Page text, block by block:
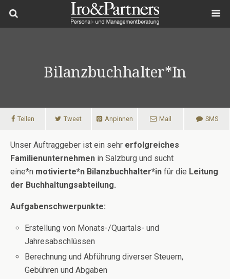
Bilanzbuchhalter*in
Teilen Tweet Anpinnen Mail SMS
Unser Auftraggeber ist ein sehr erfolgreiches
Familienunternehmen in Salzburg und sucht
eine*n motivierte*n Bilanzbuchhalter*in für die Leitung
der Buchhaltungsabteilung.
Aufgabenschwerpunkte:
Erstellung von Monats-/Quartals- und
Jahresabschlüssen
Berechnung und Abführung diverser Steuern,
Gebühren und Abgaben